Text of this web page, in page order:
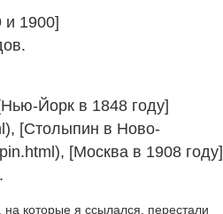
и 1900]
Йорк в 1848 году]
[Столыпин в Ново-
[Москва в 1908 году]
которые я ссылался, перестали